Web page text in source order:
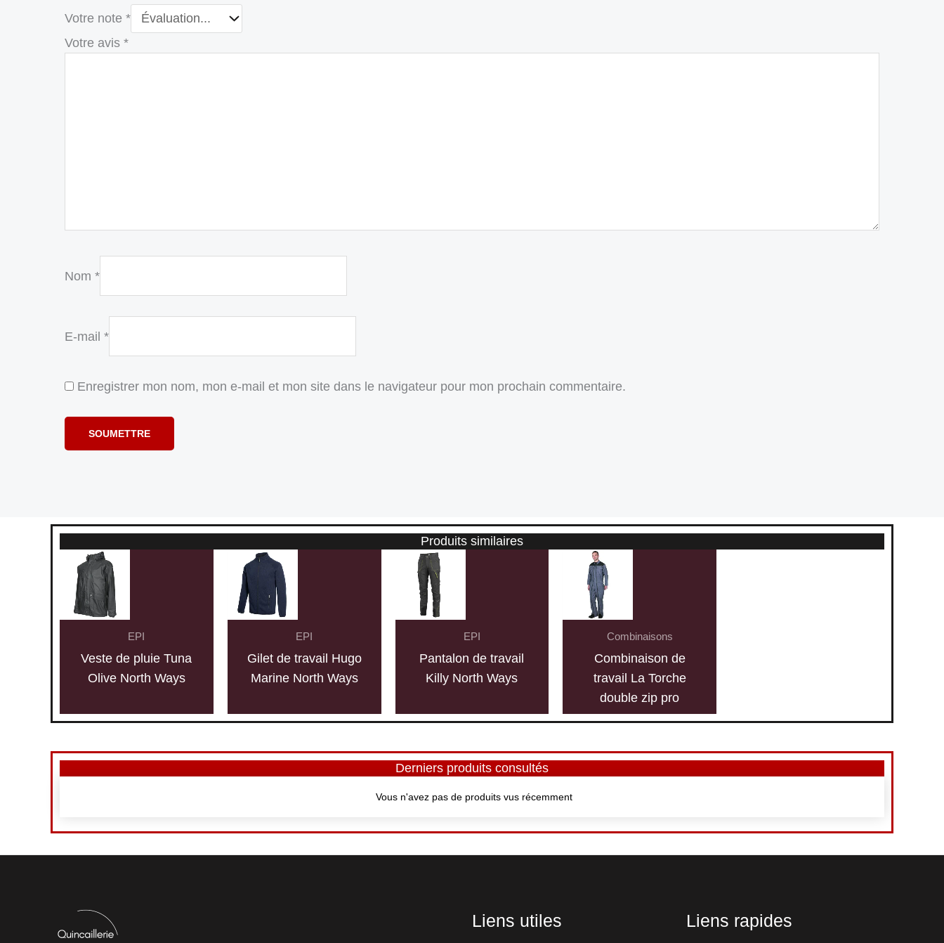
Votre note *
Votre avis *
Nom *
E-mail *
Enregistrer mon nom, mon e-mail et mon site dans le navigateur pour mon prochain commentaire.
Produits similaires
EPI
Veste de pluie Tuna
Olive North Ways
EPI
Gilet de travail Hugo
Marine North Ways
EPI
Pantalon de travail
Killy North Ways
Combinaisons
Combinaison de
travail La Torche
double zip pro
Derniers produits consultés
Vous n'avez pas de produits vus récemment
Liens utiles Liens rapides